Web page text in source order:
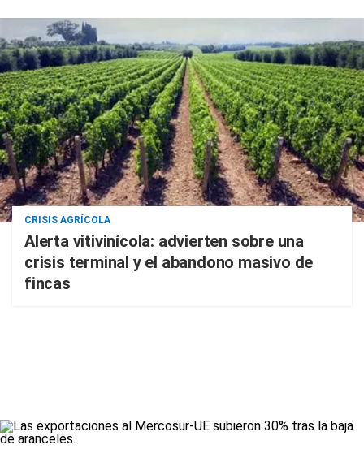
CRISIS AGRÍCOLA
Alerta vitivinícola: advierten sobre una
crisis terminal y el abandono masivo de
fincas